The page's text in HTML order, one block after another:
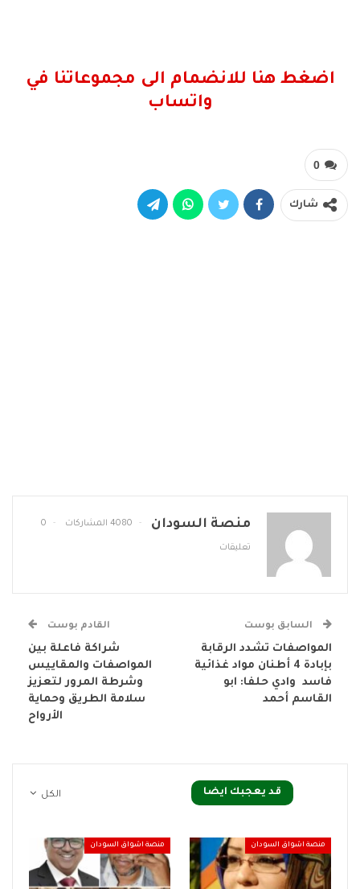
اضغط هنا للانضمام الى مجموعاتنا في
واتساب
0
شارك
منصة السودان 4080 المشاركات 0
تعليقات
السابق بوست
المواصفات تشدد الرقابة
بإبادة 4 أطنان مواد غذائية
فاسد وادي حلفا: ابو
القاسم أحمد
القادم بوست
شراكة فاعلة بين
المواصفات والمقاييس
وشرطة المرور لتعزيز
سلامة الطريق وحماية
الأرواح
الكل قد يعجبك ايضا
منصة اشواق السودان منصة اشواق السودان